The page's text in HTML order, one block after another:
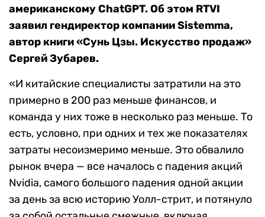
американскому ChatGPT. Об этом RTVI
заявил гендиректор компании Sistemma,
автор книги «Сунь Цзы. Искусство продаж»
Сергей Зубарев.
«И китайские специалисты затратили на это
примерно в 200 раз меньше финансов, и
команда у них тоже в несколько раз меньше. То
есть, условно, при одних и тех же показателях
затраты несоизмеримо меньше. Это обвалило
рынок вчера — все началось с падения акций
Nvidia, самого большого падения одной акции
за день за всю историю Уолл-стрит, и потянуло